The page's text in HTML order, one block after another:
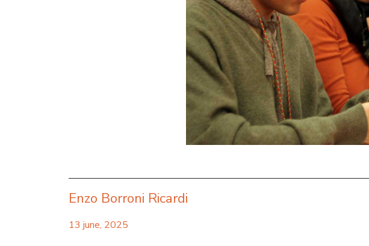
Enzo Borroni Ricardi
13 june, 2025